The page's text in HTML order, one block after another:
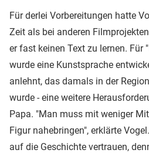
Für derlei Vorbereitungen hatte
Zeit als bei anderen
er fast keinen Text zu lernen. Für
wurde eine Kunstsprache
anlehnt, das damals in der
wurde - eine weitere
Papa. "Man muss mit weniger
Figur nahebringen", erklärte
auf die Geschichte vertrauen,